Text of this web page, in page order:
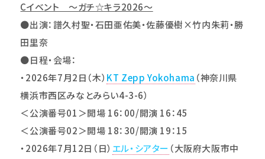
Cイベント ～ガチ☆キラ2026～
●出演：譜久村聖・石田亜佑美・佐藤優樹×竹内朱莉・勝
田里奈
●日程・会場：
・2026年7月2日（木） KT Zepp Yokohama （神奈川県
横浜市西区みなとみらい4-3-6）
＜公演番号01＞開場 16：00/開演 16：45
＜公演番号02＞開場 18：30/開演 19：15
・2026年7月12日（日） エル・シアター （大阪府大阪市中